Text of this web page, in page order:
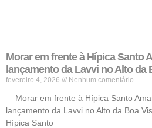
Morar em frente à Hípica Santo
lançamento da Lavvi no Alto da
fevereiro 4, 2026 Nenhum comentário
Morar em frente à Hípica Santo
lançamento da Lavvi no Alto da Boa
Hípica Santo